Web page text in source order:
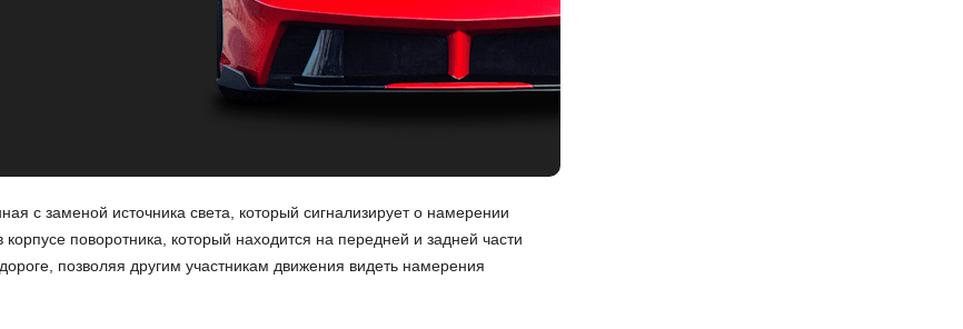
с заменой источника света, который сигнализирует о намерении
поворотника, который находится на передней и задней части
позволяя другим участникам движения видеть намерения